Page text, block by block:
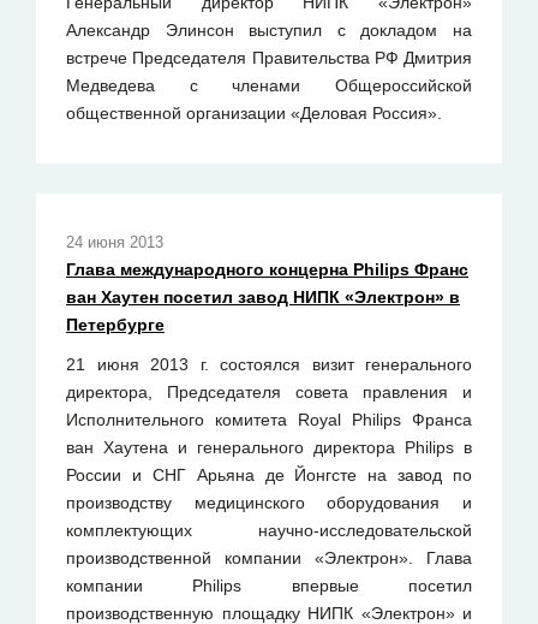
Александр Элинсон выступил с докладом на
встрече Председателя Правительства РФ Дмитрия
Медведева с членами Общероссийской
общественной организации «Деловая Россия».
24 июня 2013
Глава международного концерна Philips Франс
ван Хаутен посетил завод НИПК «Электрон» в
Петербурге
21 июня 2013 г. состоялся визит генерального
директора, Председателя совета правления и
Исполнительного комитета Royal Philips Франса
ван Хаутена и генерального директора Philips в
России и СНГ Арьяна де Йонгсте на завод по
производству медицинского оборудования и
комплектующих научно-исследовательской
производственной компании «Электрон». Глава
компании Philips впервые посетил
производственную площадку НИПК «Электрон» и